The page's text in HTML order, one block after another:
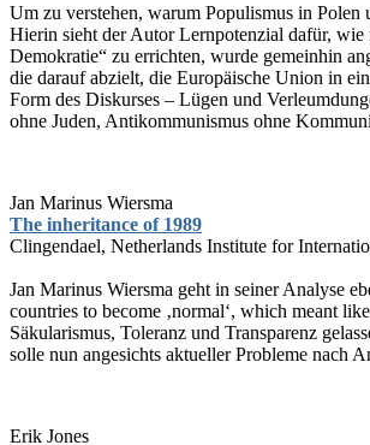
Um zu verstehen, warum Populismus in
Hierin sieht der Autor Lernpotenzial dafür,
Demokratie“ zu errichten, wurde gemeinhin
die darauf abzielt, die Europäische Union in
Form des Diskurses – Lügen und
ohne Juden, Antikommunismus ohne
Jan Marinus Wiersma
The inheritance of 1989
Clingendael, Netherlands Institute for
Jan Marinus Wiersma geht in seiner Analyse
countries to become ‚normal‘, which meant
Säkularismus, Toleranz und Transparenz
solle nun angesichts aktueller Probleme nach
Erik Jones